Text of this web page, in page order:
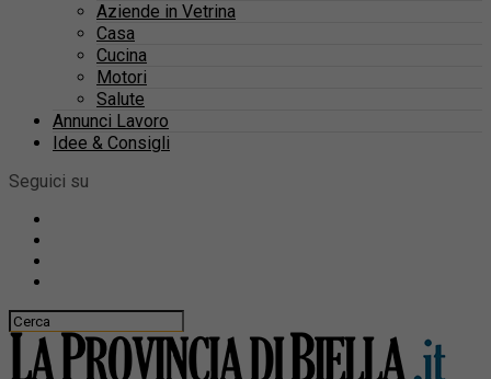
Aziende in Vetrina
Casa
Cucina
Motori
Salute
Annunci Lavoro
Idee & Consigli
Seguici su